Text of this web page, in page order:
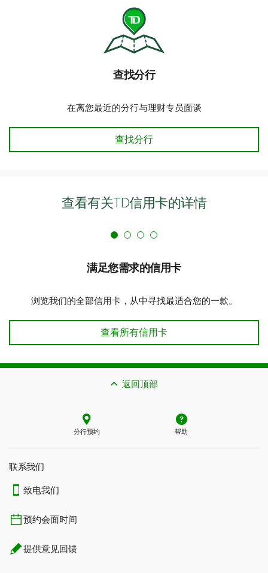
查找分行
在离您最近的分行与理财专员面谈
查找分行
查找分行
查看有关TD信用卡的详情
满足您需求的信用卡
浏览我们的全部信用卡，从中寻找最适合您的一款。
满足您需求的信用卡
查看所有信用卡
返回顶部
分行预约 帮助
联系我们​​​​​​​
致电我们
预约会面时间
提供意见回馈